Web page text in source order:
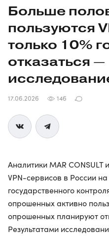
Больше
пользуются
только 10%
отказаться —
17.06.2026 146
Аналитики MAR CONSULT
VPN-сервисов в России
государственного
опрошенных активно
опрошенных планируют
Результатами